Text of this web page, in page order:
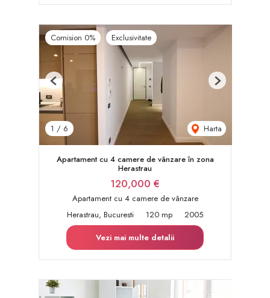
Comision 0% Exclusivitate
1 / 6 Harta
Previous Next
Apartament cu 4 camere de vânzare în zona
Herastrau
120,000 €
Apartament cu 4 camere de vânzare
Herastrau, Bucuresti
120 mp
2005
Vezi mai multe detalii